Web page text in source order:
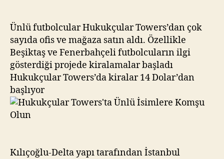
Komşu
Olun
Ünlü futbolcular Hukukçular Towers’dan çok
sayıda ofis ve mağaza satın aldı. Özellikle
Beşiktaş ve Fenerbahçeli futbolcuların ilgi
gösterdiği projede kiralamalar başladı
Hukukçular Towers’da kiralar 14 Dolar’dan
başlıyor
Kılıçoğlu-Delta yapı tarafından İstanbul